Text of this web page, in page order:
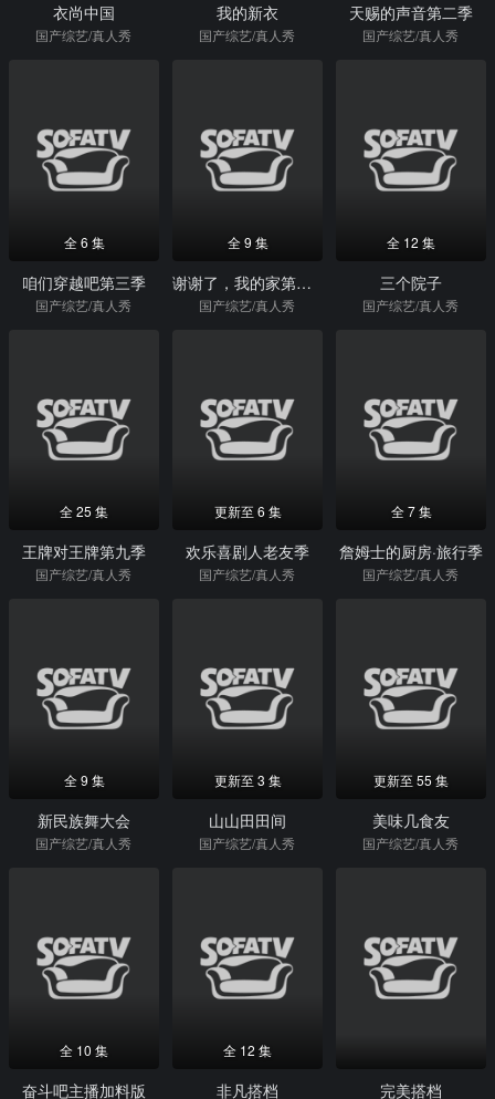
衣尚中国
国产综艺/真人秀
我的新衣
国产综艺/真人秀
天赐的声音第二季
国产综艺/真人秀
全 6 集
咱们穿越吧第三季
国产综艺/真人秀
全 9 集
谢谢了，我的家第一季
国产综艺/真人秀
全 12 集
三个院子
国产综艺/真人秀
全 25 集
王牌对王牌第九季
国产综艺/真人秀
更新至 6 集
欢乐喜剧人老友季
国产综艺/真人秀
全 7 集
詹姆士的厨房·旅行季
国产综艺/真人秀
全 9 集
新民族舞大会
国产综艺/真人秀
更新至 3 集
山山田田间
国产综艺/真人秀
更新至 55 集
美味几食友
国产综艺/真人秀
全 10 集
奋斗吧主播加料版
全 12 集
非凡搭档 完美搭档